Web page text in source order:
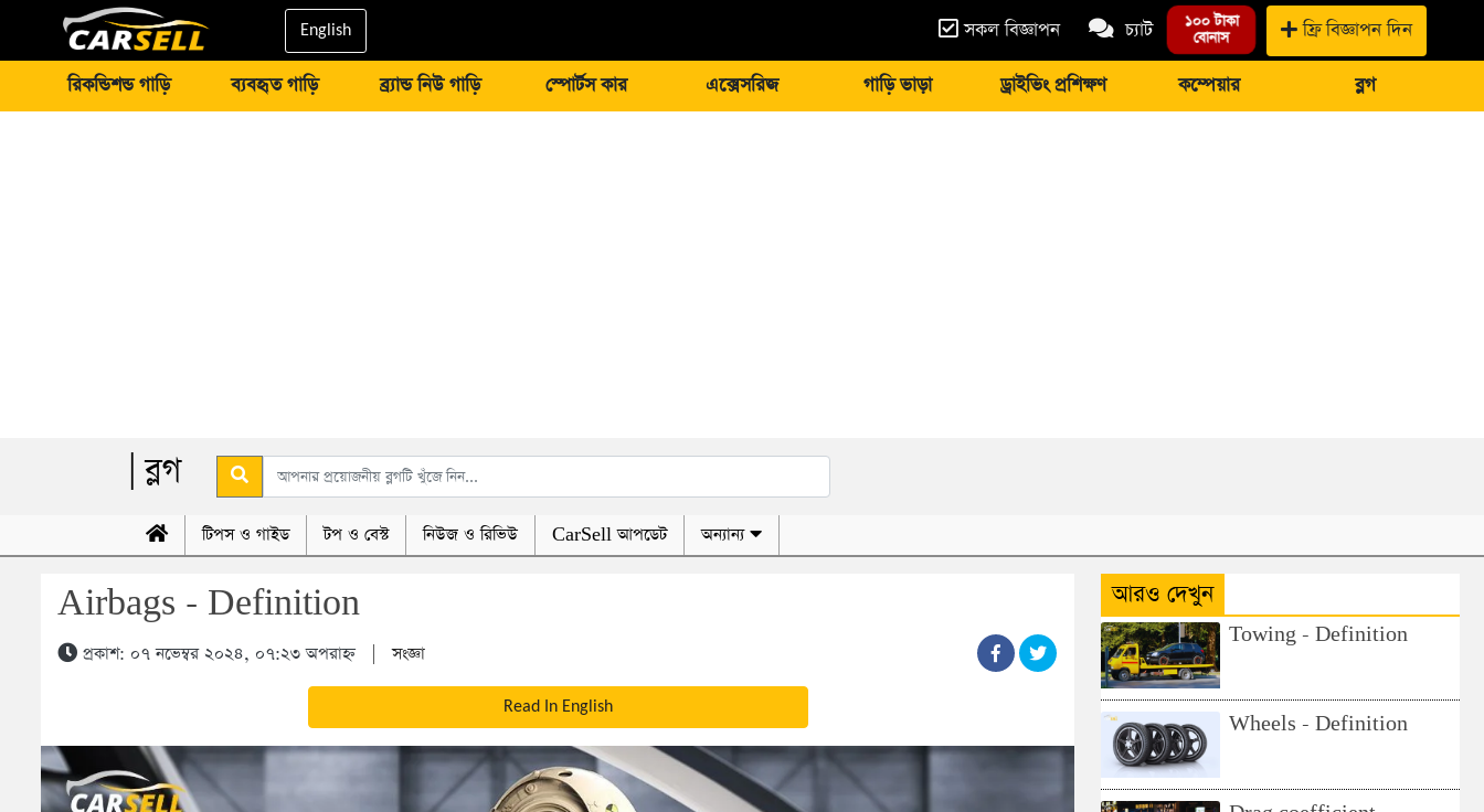
English সকল বিজ্ঞাপন চ্যাট ১০০ টাকা
বোনাস ফ্রি বিজ্ঞাপন দিন
রিকন্ডিশন্ড গাড়ি ব্যবহৃত গাড়ি ব্র্যান্ড নিউ গাড়ি স্পোর্টস কার এক্সেসরিজ গাড়ি ভাড়া ড্রাইভিং প্রশিক্ষণ কম্পেয়ার ব্লগ
| ব্লগ
টিপস ও গাইড টপ ও বেস্ট নিউজ ও রিভিউ CarSell আপডেট অন্যান্য
Airbags - Definition
প্রকাশ: ০৭ নভেম্বর ২০২৪, ০৭:২৩ অপরাহ্ন|সংজ্ঞা
Read In English
আরও দেখুন
Towing - Definition
Wheels - Definition